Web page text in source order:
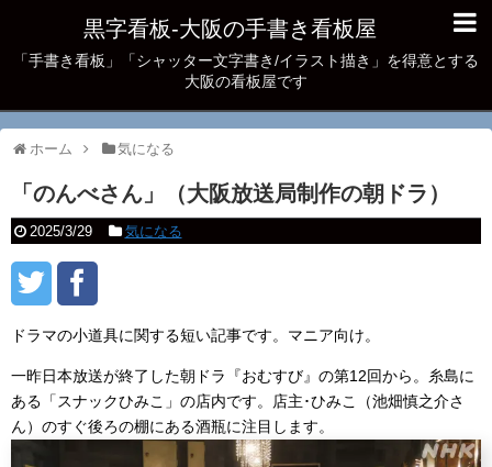
黒字看板‐大阪の手書き看板屋
「手書き看板」「シャッター文字書き/イラスト描き」を得意とする
大阪の看板屋です
ホーム 気になる
「のんべさん」（大阪放送局制作の朝ドラ）
2025/3/29 気になる
ドラマの小道具に関する短い記事です。マニア向け。
一昨日本放送が終了した朝ドラ『おむすび』の第12回から。糸島に
ある「スナックひみこ」の店内です。店主･ひみこ（池畑慎之介さ
ん）のすぐ後ろの棚にある酒瓶に注目します。